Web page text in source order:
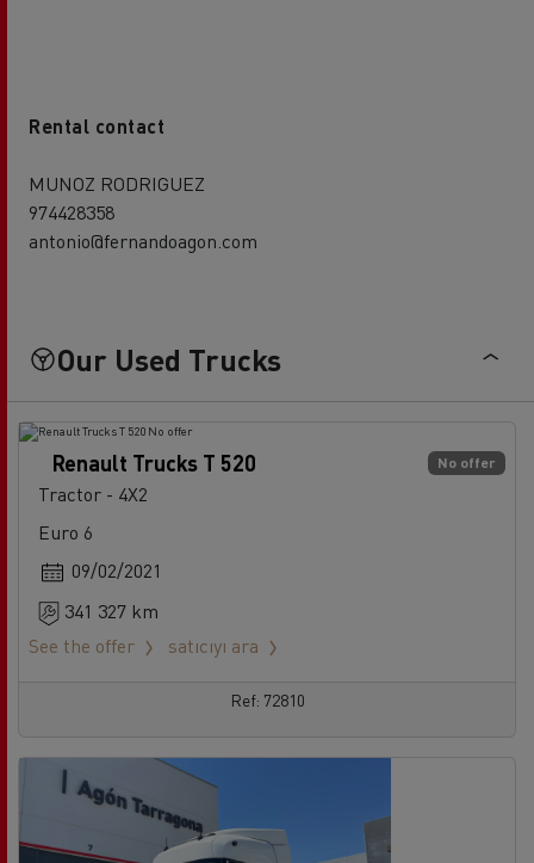
Rental contact
MUNOZ RODRIGUEZ
974428358
antonio@fernandoagon.com
Our Used Trucks
No offer
Renault Trucks T 520
Tractor - 4X2
Euro 6
09/02/2021
341 327 km
See the offer
satıcıyı ara
Ref: 72810